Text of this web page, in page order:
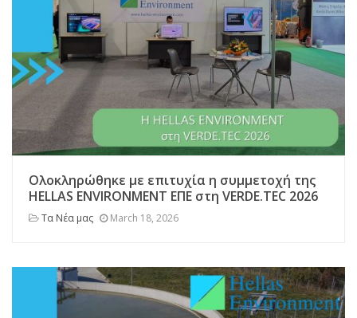
Ολοκληρώθηκε με επιτυχία η συμμετοχή της
HELLAS ENVIRONMENT ΕΠΕ στη VERDE.TEC 2026
Τα Νέα μας March 18, 2026